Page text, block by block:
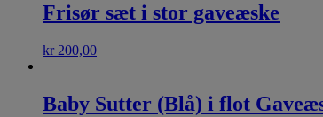
Frisør sæt i stor gaveæske
kr200,00
Baby Sutter (Blå) i flot